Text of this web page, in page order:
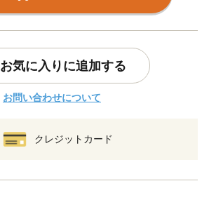
お気に入りに追加する
お問い合わせについて
クレジットカード